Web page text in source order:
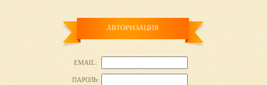
EMAIL:
ПАРОЛЬ: